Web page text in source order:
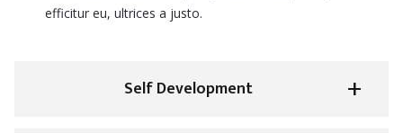
efficitur eu, ultrices a justo.
Self Development